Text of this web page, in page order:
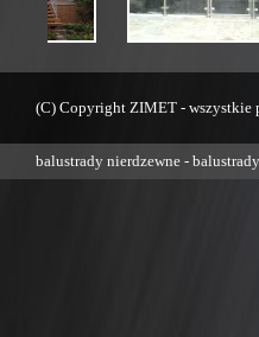
(C) Copyright ZIMET - wszystkie
balustrady nierdzewne -